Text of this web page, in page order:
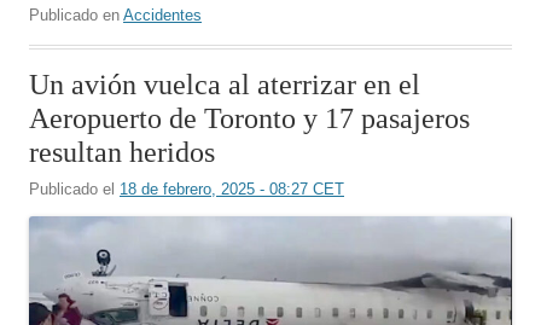
Publicado en Accidentes
Un avión vuelca al aterrizar en el
Aeropuerto de Toronto y 17 pasajeros
resultan heridos
Publicado el 18 de febrero, 2025 - 08:27 CET